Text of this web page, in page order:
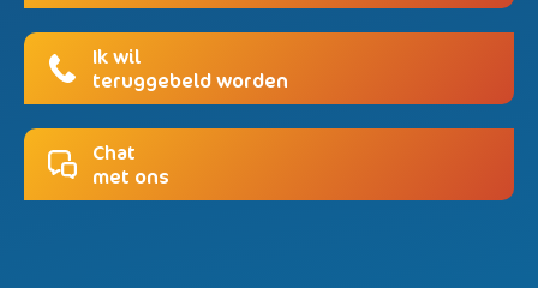
Ik wil
teruggebeld worden
Chat
met ons